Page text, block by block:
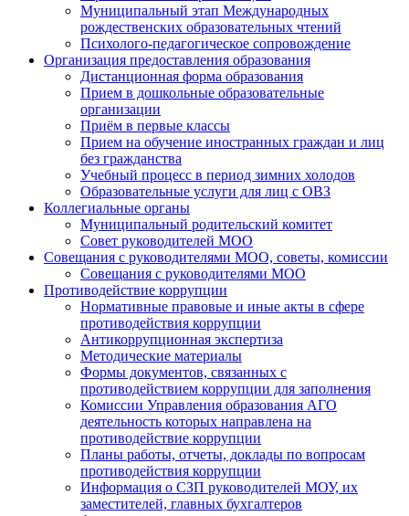
Муниципальный этап Международных
рождественских образовательных чтений
Психолого-педагогическое сопровождение
Организация предоставления образования
Дистанционная форма образования
Прием в дошкольные образовательные
организации
Приём в первые классы
Прием на обучение иностранных граждан и лиц
без гражданства
Учебный процесс в период зимних холодов
Образовательные услуги для лиц с ОВЗ
Коллегиальные органы
Муниципальный родительский комитет
Совет руководителей МОО
Совещания с руководителями МОО, советы, комиссии
Совещания с руководителями МОО
Противодействие коррупции
Нормативные правовые и иные акты в сфере
противодействия коррупции
Антикоррупционная экспертиза
Методические материалы
Формы документов, связанных с
противодействием коррупции для заполнения
Комиссии Управления образования АГО
деятельность которых направлена на
противодействие коррупции
Планы работы, отчеты, доклады по вопросам
противодействия коррупции
Информация о СЗП руководителей МОУ, их
заместителей, главных бухгалтеров